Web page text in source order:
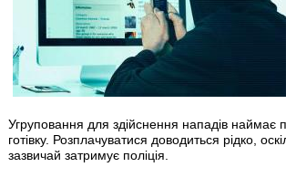
Угруповання для здійснення нападів наймає
готівку. Розплачуватися доводиться рідко,
зазвичай затримує поліція.